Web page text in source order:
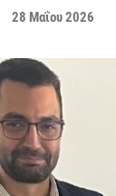
28 Μαΐου 2026